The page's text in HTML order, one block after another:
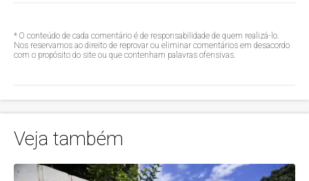
* O conteúdo de cada comentário é de responsabilidade de quem realizá-lo.
Nos reservamos ao direito de reprovar ou eliminar comentários em desacordo
com o propósito do site ou que contenham palavras ofensivas.
Veja também